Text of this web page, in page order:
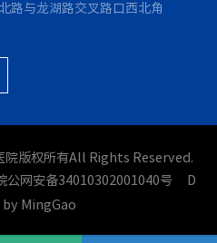
路与龙湖路交叉路口西北角
版权所有All Rights Reserved.
公网安备34010302001040号
D
MingGao